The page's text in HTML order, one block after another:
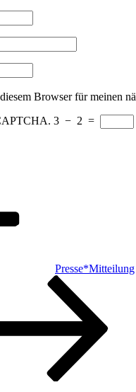
Browser für meinen
3 − 2 =
Presse*Mitteilung